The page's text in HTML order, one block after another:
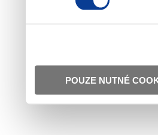
POUZE NUTNÉ